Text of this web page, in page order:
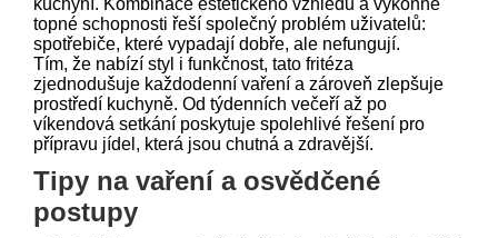
kuchyní. Kombinace estetického vzhledu a výkonné
topné schopnosti řeší společný problém uživatelů:
spotřebiče, které vypadají dobře, ale nefungují.
Tím, že nabízí styl i funkčnost, tato fritéza
zjednodušuje každodenní vaření a zároveň zlepšuje
prostředí kuchyně. Od týdenních večeří až po
víkendová setkání poskytuje spolehlivé řešení pro
přípravu jídel, která jsou chutná a zdravější.
Tipy na vaření a osvědčené
postupy